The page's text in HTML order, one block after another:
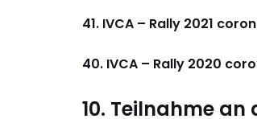
41. IVCA – Rally 2021
40. IVCA – Rally 2020
10. Teilnahme